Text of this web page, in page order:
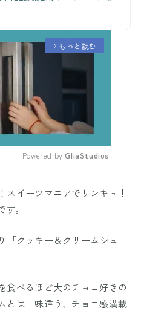
arrow_forward_ios もっと読む
Powered by GliaStudios
スイーツマニアでサンキュ！
。
「クッキー＆クリームシュ
食べるほど大のチョコ好きの
とは一味違う、チョコ感満載